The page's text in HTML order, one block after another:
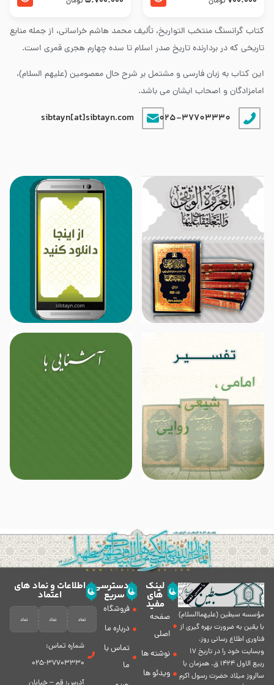
کتاب گرانسنگ منتخب التواريخ، تألیف محمد هاشم خراسانی، از جمله منابع
تاریخی که در بردارنده تاریخ صدر اسلام تا سده چهارم هجری قمری است.
این کتاب به زبان فارسی و مشتمل بر شرح حال معصومین (علیهم السلام)،
امامزادگان و اصحاب ایشان می باشد.
025-37703330
sibtayn[at]sibtayn.com
مؤسسه سبطين (عليهماالسلام)
با يقين به ضرورت بهره گیرى از
فناورى اطلاع رسانى روز،
وبسایت خود را در تاريخ 17
ربيع الاول 1424 ق. همزمان با
سالروز ميلاد حضرت رسول اكرم
لینک
های
مفید
صفحه
اصلی
نوشته ها
ویدئو ها
دسترسی
سریع
فروشگاه
درباره ما
تماس با
ما
اطلاعات و نماد های
اعتماد
شماره تماس:
37703330-025